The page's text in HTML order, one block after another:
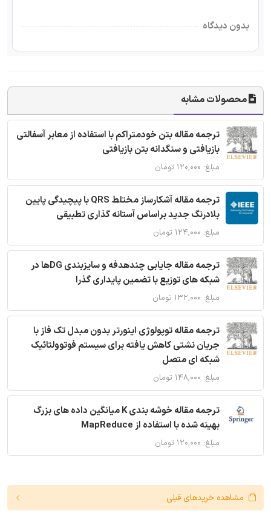
بدون دیدگاه
محصولات مشابه
ترجمه مقاله بتن خودمتراکم با استفاده از معابر آسفالتی
بازیافتی و سنگدانه بتن بازیافتی
مبلغ: ۱۲۰,۰۰۰ تومان
ترجمه مقاله آشکارساز مختلط QRS با پیچیدگی پایین
بلادرنگ جدید براساس آستانه گذاری تطبیقی
مبلغ: ۱۲۴,۰۰۰ تومان
ترجمه مقاله جایابی چندهدفه و سایزبندی DGها در
شبکه های توزیع با تضمین پایداری گذرا
مبلغ: ۱۳۲,۰۰۰ تومان
ترجمه مقاله توپولوژی اینورتر بدون مبدل تک فاز با
جریان نشتی کاهش یافته برای سیستم فوتوولتائیک
شبکه ای متصل
مبلغ: ۱۴۸,۰۰۰ تومان
ترجمه مقاله خوشه بندی K میانگین داده های بزرگ
بهینه شده با استفاده از MapReduce
مبلغ: ۱۲۰,۰۰۰ تومان
مشاهده خریدهای قبلی